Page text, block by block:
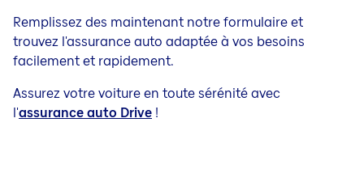
Remplissez des maintenant notre formulaireet
trouvez l'assurance auto adaptée à vos besoins
facilement et rapidement.
Assurez votre voiture en toute sérénité avec
l'assurance auto Drive !